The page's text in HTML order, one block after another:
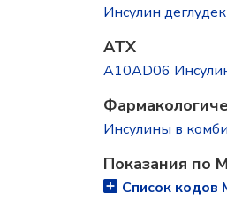
Инсулин
ATX
A10AD06
Инсулины в
Показания по
Список кодов